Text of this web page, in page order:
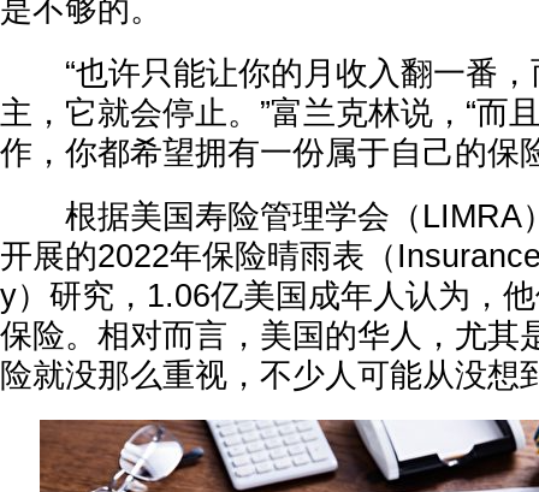
是不够的。
“也许只能让你的月收入翻一番，
主，它就会停止。”富兰克林说，“而
作，你都希望拥有一份属于自己的保
根据美国寿险管理学会（LIMRA
开展的2022年保险晴雨表（
y）研究，1.06亿美国成年人认为，
保险。相对而言，美国的华人，尤其
险就没那么重视，不少人可能从没想